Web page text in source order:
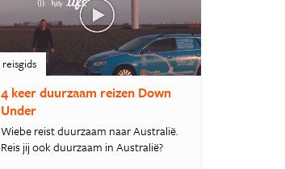
reisgids
4 keer duurzaam reizen Down
Under
Wiebe reist duurzaam naar Australië.
Reis jij ook duurzaam in Australië?